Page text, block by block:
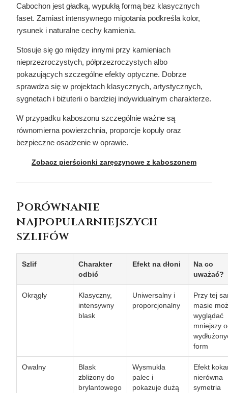
Cabochon jest gładką, wypukłą formą bez klasycznych
faset. Zamiast intensywnego migotania podkreśla kolor,
rysunek i naturalne cechy kamienia.
Stosuje się go między innymi przy kamieniach
nieprzezroczystych, półprzezroczystych albo
pokazujących szczególne efekty optyczne. Dobrze
sprawdza się w projektach klasycznych, artystycznych,
sygnetach i biżuterii o bardziej indywidualnym charakterze.
W przypadku kaboszonu szczególnie ważne są
równomierna powierzchnia, proporcje kopuły oraz
bezpieczne osadzenie w oprawie.
Zobacz pierścionki zaręczynowe z kaboszonem
Porównanie
najpopularniejszych
szlifów
Szlif
Charakter
odbić
Efekt na dłoni
Na co
uważać?
Okrągły
Klasyczny,
intensywny
blask
Uniwersalny i
proporcjonalny
Przy tej
masie
wyglądać
mniejszy
form
Owalny
Blask
zbliżony do
brylantowego
Wysmukla
palec i
pokazuje dużą
Efekt
nierówna
symetria